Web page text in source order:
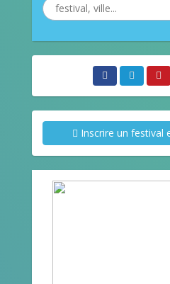
Inscrire un festival